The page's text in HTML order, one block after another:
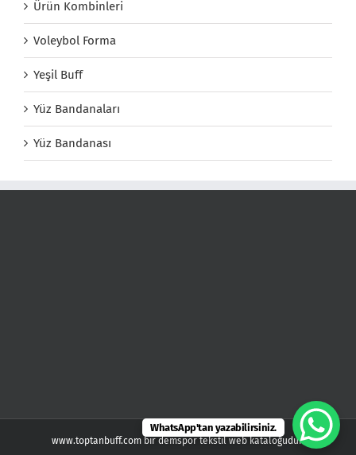
Ürün Kombinleri
Voleybol Forma
Yeşil Buff
Yüz Bandanaları
Yüz Bandanası
www.toptanbuff.com bir demspor tekstil web kataloğudur.
WhatsApp'tan yazabilirsiniz.